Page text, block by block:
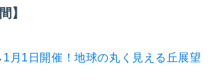
】
1月1日開催！地球の丸く見える丘展望